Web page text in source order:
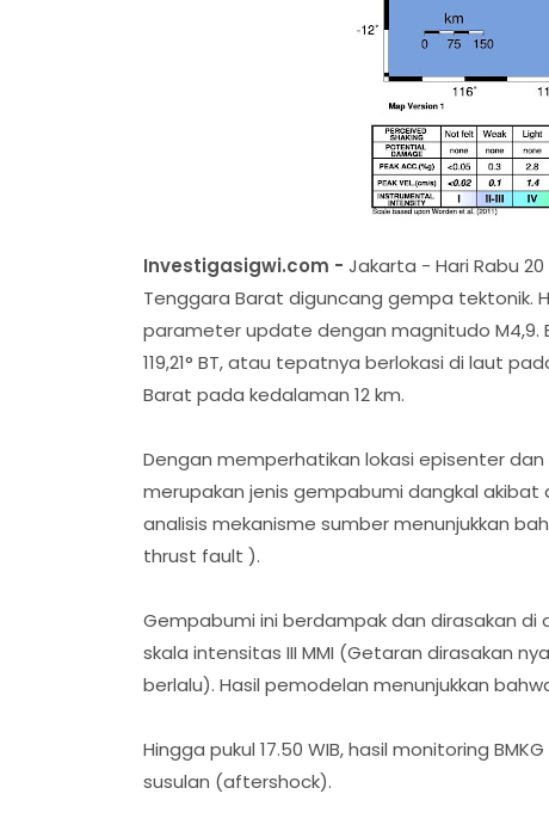
Investigasigwi.com - Jakarta - Hari Rabu 20
Tenggara Barat diguncang gempa tektonik.
parameter update dengan magnitudo M4,9.
119,21° BT, atau tepatnya berlokasi di laut
Barat pada kedalaman 12 km.
Dengan memperhatikan lokasi episenter
merupakan jenis gempabumi dangkal akibat
analisis mekanisme sumber menunjukkan
thrust fault ).
Gempabumi ini berdampak dan dirasakan di
skala intensitas III MMI (Getaran dirasakan
berlalu). Hasil pemodelan menunjukkan bahwa
Hingga pukul 17.50 WIB, hasil monitoring
susulan (aftershock).